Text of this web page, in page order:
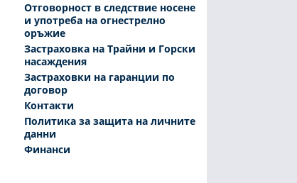
Отговорност в следствие носене
и употреба на огнестрелно
оръжие
Застраховка на Трайни и Горски
насаждения
Застраховки на гаранции по
договор
Контакти
Политика за защита на личните
данни
Финанси